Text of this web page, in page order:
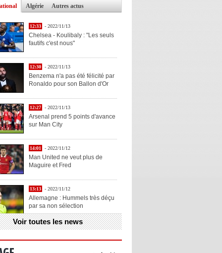
Algérie Autres actus
12:33 - 2022/11/13
Chelsea - Koulibaly : "Les seuls
fautifs c'est nous"
12:30 - 2022/11/13
Benzema n'a pas été félicité par
Ronaldo pour son Ballon d'Or
12:27 - 2022/11/13
Arsenal prend 5 points d'avance
sur Man City
14:01 - 2022/11/12
Man United ne veut plus de
Maguire et Fred
13:13 - 2022/11/12
Allemagne : Hummels très déçu
par sa non sélection
13:11 - 2022/11/12
Henry explique la chose qu'il
Voir toutes les news